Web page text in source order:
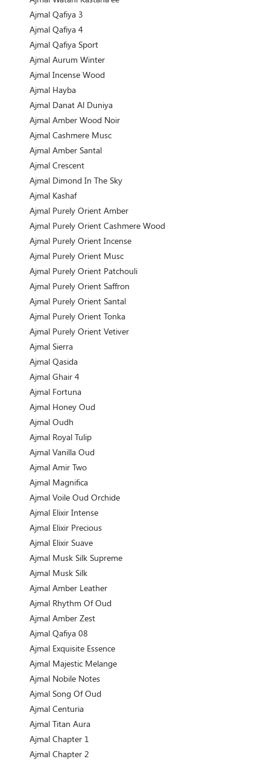
Ajmal Qafiya 3
Ajmal Qafiya 4
Ajmal Qafiya Sport
Ajmal Aurum Winter
Ajmal Incense Wood
Ajmal Hayba
Ajmal Danat Al Duniya
Ajmal Amber Wood Noir
Ajmal Cashmere Musc
Ajmal Amber Santal
Ajmal Crescent
Ajmal Dimond In The Sky
Ajmal Kashaf
Ajmal Purely Orient Amber
Ajmal Purely Orient Cashmere Wood
Ajmal Purely Orient Incense
Ajmal Purely Orient Musc
Ajmal Purely Orient Patchouli
Ajmal Purely Orient Saffron
Ajmal Purely Orient Santal
Ajmal Purely Orient Tonka
Ajmal Purely Orient Vetiver
Ajmal Sierra
Ajmal Qasida
Ajmal Ghair 4
Ajmal Fortuna
Ajmal Honey Oud
Ajmal Oudh
Ajmal Royal Tulip
Ajmal Vanilla Oud
Ajmal Amir Two
Ajmal Magnifica
Ajmal Voile Oud Orchide
Ajmal Elixir Intense
Ajmal Elixir Precious
Ajmal Elixir Suave
Ajmal Musk Silk Supreme
Ajmal Musk Silk
Ajmal Amber Leather
Ajmal Rhythm Of Oud
Ajmal Amber Zest
Ajmal Qafiya 08
Ajmal Exquisite Essence
Ajmal Majestic Melange
Ajmal Nobile Notes
Ajmal Song Of Oud
Ajmal Centuria
Ajmal Titan Aura
Ajmal Chapter 1
Ajmal Chapter 2